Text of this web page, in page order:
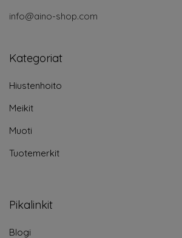
info@aino-shop.com
Kategoriat
Hiustenhoito
Meikit
Muoti
Tuotemerkit
Pikalinkit
Blogi